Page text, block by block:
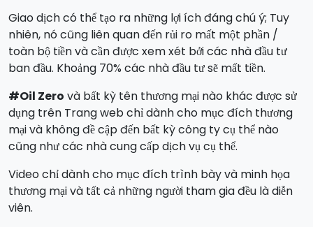
Giao dịch có thể tạo ra những lợi ích đáng chú ý; Tuy
nhiên, nó cũng liên quan đến rủi ro mất một phần /
toàn bộ tiền và cần được xem xét bởi các nhà đầu tư
ban đầu. Khoảng 70% các nhà đầu tư sẽ mất tiền.
#Oil Zero và bất kỳ tên thương mại nào khác được sử
dụng trên Trang web chỉ dành cho mục đích thương
mại và không đề cập đến bất kỳ công ty cụ thể nào
cũng như các nhà cung cấp dịch vụ cụ thể.
Video chỉ dành cho mục đích trình bày và minh họa
thương mại và tất cả những người tham gia đều là diễn
viên.